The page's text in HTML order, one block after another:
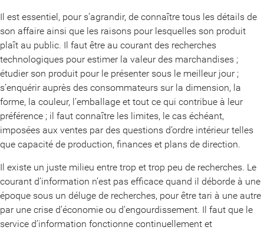
Il est essentiel, pour s’agrandir, de connaître tous les détails de
son affaire ainsi que les raisons pour lesquelles son produit
plaît au public. Il faut être au courant des recherches
technologiques pour estimer la valeur des marchandises ;
étudier son produit pour le présenter sous le meilleur jour ;
s’enquérir auprès des consommateurs sur la dimension, la
forme, la couleur, l’emballage et tout ce qui contribue à leur
préférence ; il faut connaître les limites, le cas échéant,
imposées aux ventes par des questions d’ordre intérieur telles
que capacité de production, finances et plans de direction.
Il existe un juste milieu entre trop et trop peu de recherches. Le
courant d’information n’est pas efficace quand il déborde à une
époque sous un déluge de recherches, pour être tari à une autre
par une crise d’économie ou d’engourdissement. Il faut que le
service d’information fonctionne continuellement et